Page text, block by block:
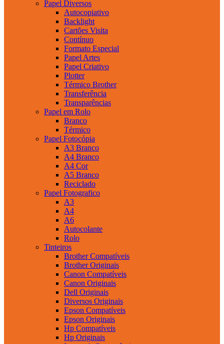
Papel Diversos
Autocopiativo
Backlight
Cartões Visita
Contínuo
Formato Especial
Papel Artes
Papel Criativo
Plotter
Térmico Brother
Transferência
Transparências
Papel em Rolo
Branco
Térmico
Papel Fotocópia
A3 Branco
A4 Branco
A4 Cor
A5 Branco
Reciclado
Papel Fotografico
A3
A4
A6
Autocolante
Rolo
Tinteiros
Brother Compatíveis
Brother Originais
Canon Compatíveis
Canon Originais
Dell Originais
Diversos Originais
Epson Compatíveis
Epson Originais
Hp Compatíveis
Hp Originais